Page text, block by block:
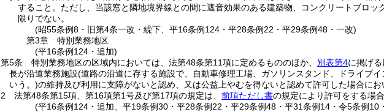
すること。 ただし、当該窓と隣地境界線との間に遮音効果のある建築物、コンクリートブロ
限りでない。
(昭55条例8・旧第4条一改・繰下、平16条例124・平28条例22・平29条例48・一改)
第3章
特別業務地区
(平16条例124・追加)
第5条
特別業務地区の区域内においては、法第48条第11項に定めるもののほか、 別表第4に掲げ
長が沿道業務施設(道路の沿道に存する施設で、自動車修理工場、ガソリンスタンド、ドライブ
いう。)の維持及び利用に支障がないと認め、又は公益上やむを得ないと認めて許可した場合にお
2
法第48条第15項、第16項第1号及び第17項の規定は、 前項ただし書の規定により許可をする場
(平16条例124・追加、平19条例30・平28条例22・平29条例48・平31条例14・令5条例10